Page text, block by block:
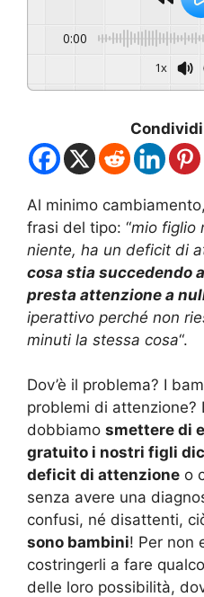
0:00
1x
Al minimo
frasi del tipo: “mio figlio
niente, ha un deficit di
cosa stia succedendo
presta attenzione a
iperattivo perché non
minuti la stessa cosa“.
Dov’è il problema? I
problemi di attenzione?
dobbiamo smettere di
gratuito i nostri figli
deficit di attenzione o
senza avere una
confusi, né disattenti,
sono bambini! Per non
costringerli a fare
delle loro possibilità,